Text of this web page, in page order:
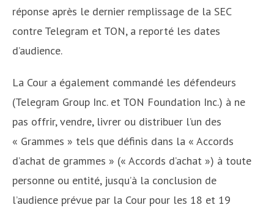
réponse après le dernier remplissage de la SEC
contre Telegram et TON, a reporté les dates
d’audience.
La Cour a également commandé les défendeurs
(Telegram Group Inc. et TON Foundation Inc.) à ne
pas offrir, vendre, livrer ou distribuer l’un des
« Grammes » tels que définis dans la « Accords
d’achat de grammes » (« Accords d’achat ») à toute
personne ou entité, jusqu’à la conclusion de
l’audience prévue par la Cour pour les 18 et 19